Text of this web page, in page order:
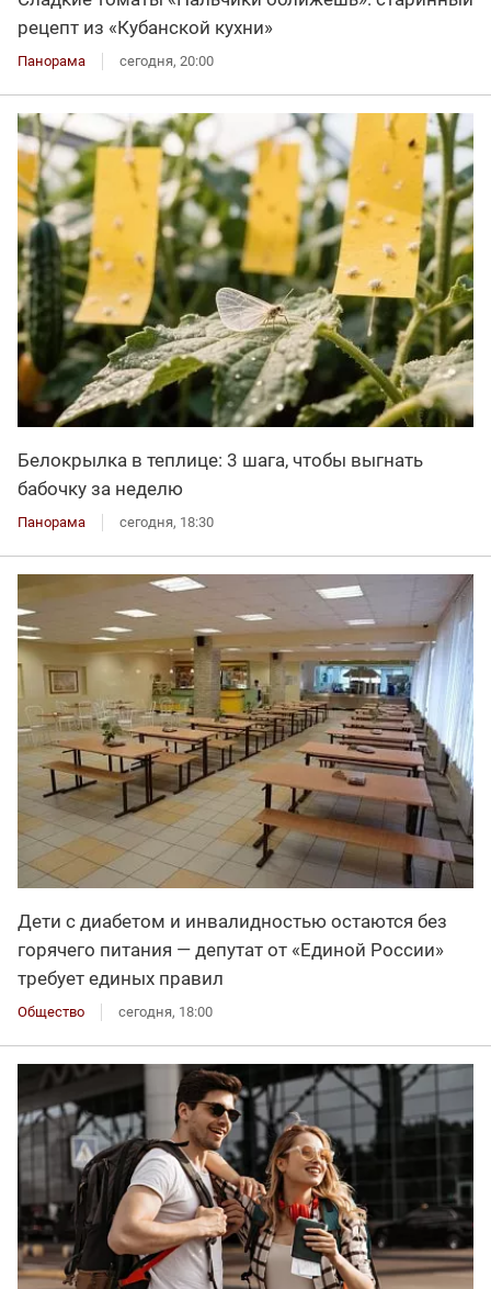
рецепт из «Кубанской кухни»
Панорама сегодня, 20:00
Белокрылка в теплице: 3 шага, чтобы выгнать
бабочку за неделю
Панорама сегодня, 18:30
Дети с диабетом и инвалидностью остаются без
горячего питания — депутат от «Единой России»
требует единых правил
Общество сегодня, 18:00